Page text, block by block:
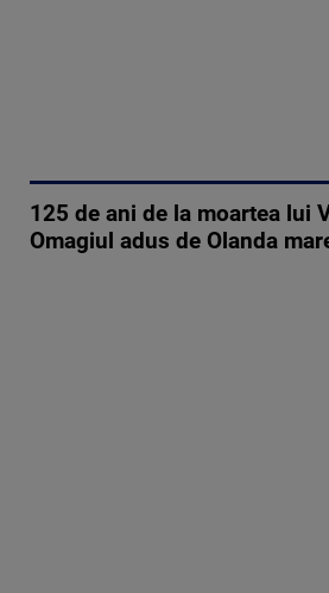
125 de ani de la moartea lui
Omagiul adus de Olanda